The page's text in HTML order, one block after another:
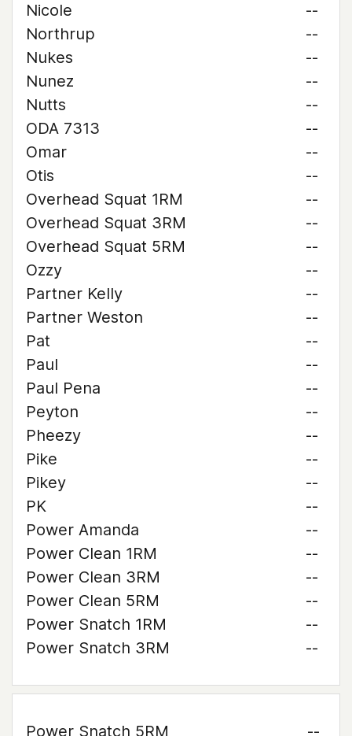
Nicole
--
Northrup
--
Nukes
--
Nunez
--
Nutts
--
ODA 7313
--
Omar
--
Otis
--
Overhead Squat 1RM
--
Overhead Squat 3RM
--
Overhead Squat 5RM
--
Ozzy
--
Partner Kelly
--
Partner Weston
--
Pat
--
Paul
--
Paul Pena
--
Peyton
--
Pheezy
--
Pike
--
Pikey
--
PK
--
Power Amanda
--
Power Clean 1RM
--
Power Clean 3RM
--
Power Clean 5RM
--
Power Snatch 1RM
--
Power Snatch 3RM
--
Power Snatch 5RM
--